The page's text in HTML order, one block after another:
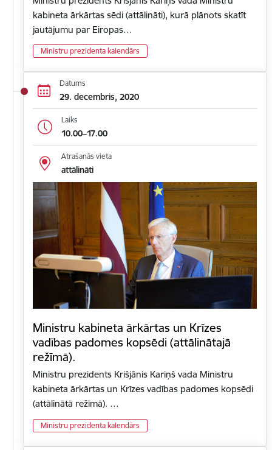
kabineta ārkārtas sēdi (attālināti), kurā plānots skatīt
jautājumu par Eiropas…
Ministru prezidenta kalendārs
Datums
29. decembris, 2020
Laiks
10.00–17.00
Atrašanās vieta
attālināti
Ministru kabineta ārkārtas un Krīzes
vadības padomes kopsēdi (attālinātajā
režīmā).
Ministru prezidents Krišjānis Kariņš vada Ministru
kabineta ārkārtas un Krīzes vadības padomes kopsēdi
(attālinātā režīmā). …
Ministru prezidenta kalendārs